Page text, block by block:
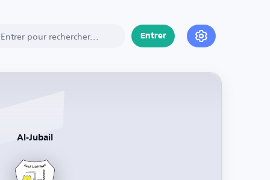
Entrer
Al-Jubail